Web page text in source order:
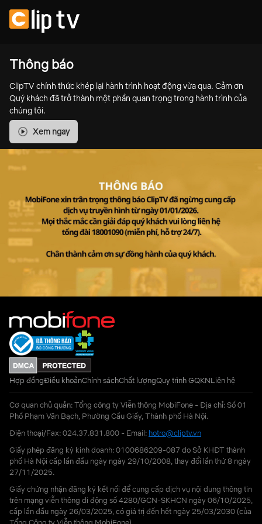
Thông báo
ClipTV chính thức khép lại hành trình hoạt động vừa qua. Cảm ơn
Quý khách đã trở thành một phần quan trọng trong hành trình của
chúng tôi.
Xem ngay
Hợp đồngĐiều khoảnChính sáchChất lượngQuy trình GQKNLiên hệ
Cơ quan chủ quản: Tổng công ty Viễn thông MobiFone - Địa chỉ: Số 01
Phố Phạm Văn Bạch, Phường Cầu Giấy, Thành phố Hà Nội.
Điện thoại/Fax: 024.37.831.800 - Email: hotro@cliptv.vn
Giấy phép đăng ký kinh doanh: 0100686209-087 do Sở KHĐT thành
phố Hà Nội cấp lần đầu ngày ngày 29/10/2008, thay đổi lần thứ 8 ngày
27/11/2025.
Giấy chứng nhận đăng ký kết nối để cung cấp dịch vụ nội dung thông tin
trên mạng viễn thông di động số 4280/GCN-SKHCN ngày 06/10/2025,
cấp lần đầu ngày 26/03/2025, có giá trị đến hết ngày 25/03/2030 (của